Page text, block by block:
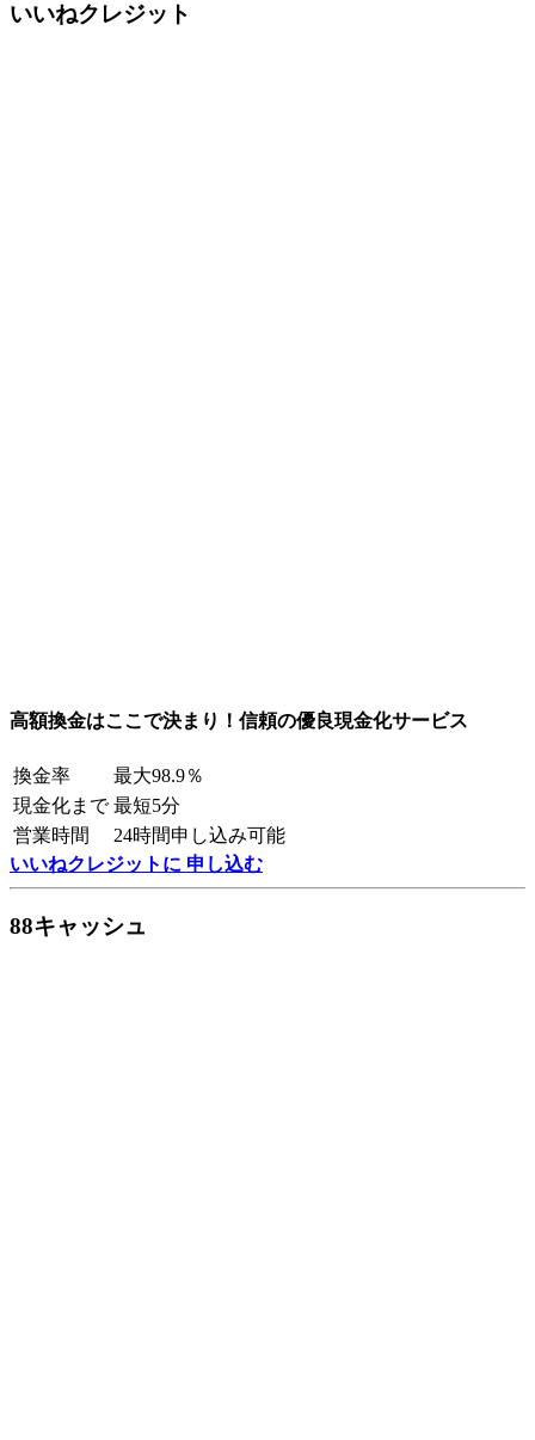
いいねクレジット
高額換金はここで決まり！信頼の優良現金化サービス
換金率
最大98.9％
現金化まで 最短5分
営業時間
24時間申し込み可能
いいねクレジットに 申し込む
88キャッシュ